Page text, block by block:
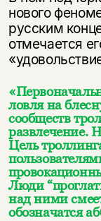
нового
русским
отмечается
ловля на
сообществ
развлечение.
Цель
Люди
над ними
обозначатся